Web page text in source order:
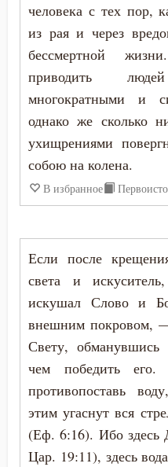
человека с тех пор,
из рая и через
бессмертной
приводить
многократными и
однако же сколько
ухищрениями
собою на колена.
В избранное
Если после
света и
искушал Слово и
внешним покровом,
Свету,
чем победить его.
противопоставь
этим угаснут вся
(Еф. 6:16). Ибо здесь
Цар. 19:11), здесь